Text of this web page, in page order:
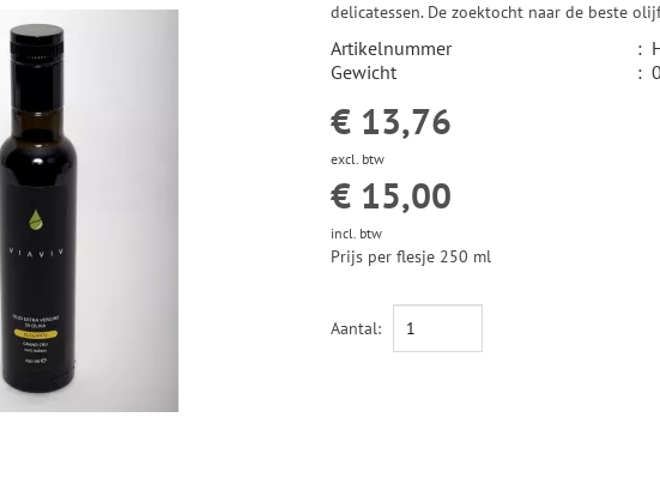
ROOD-BACTERIE OF GEWASSEN KORST KAAS
delicatessen. De zoektocht naar de beste
Artikelnummer :
Gewicht
:
€ 13,76
excl. btw
€ 15,00
incl. btw
Prijs per flesje 250 ml
Aantal: